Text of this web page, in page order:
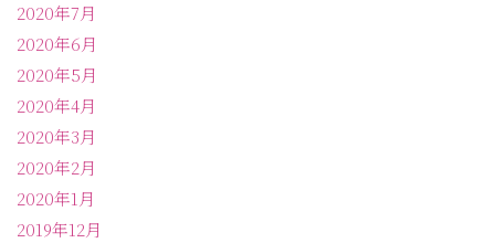
2020年7月
2020年6月
2020年5月
2020年4月
2020年3月
2020年2月
2020年1月
2019年12月